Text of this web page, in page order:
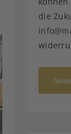
die